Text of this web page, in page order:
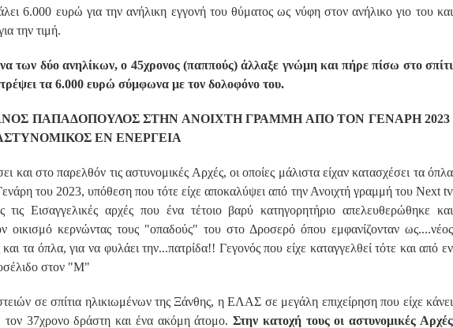
6.000 ευρώ για την ανήλικη εγγονή του θύματος ως νύφη στον ανήλικο γιο του και
την τιμή.
των δύο ανηλίκων, ο 45χρονος (παππούς) άλλαξε γνώμη και πήρε πίσω στο σπίτι
τα 6.000 ευρώ σύμφωνα με τον δολοφόνο του.
ΠΑΠΑΔΟΠΟΥΛΟΣ ΣΤΗΝ ΑΝΟΙΧΤΗ ΓΡΑΜΜΗ ΑΠΟ ΤΟΝ ΓΕΝΑΡΗ 2023
ΕΝ ΕΝΕΡΓΕΙΑ
και στο παρελθόν τις αστυνομικές Αρχές, οι οποίες μάλιστα είχαν κατασχέσει τα όπλα
του 2023, υπόθεση που τότε είχε αποκαλύψει από την Ανοιχτή γραμμή του Next tv
Εισαγγελικές αρχές που ένα τέτοιο βαρύ κατηγορητήριο απελευθερώθηκε και
οικισμό κερνώντας τους "οπαδούς" του στο Δροσερό όπου εμφανίζονταν ως....νέος
και τα όπλα, για να φυλάει την...πατρίδα!! Γεγονός που είχε καταγγελθεί τότε και από εν
στον "Μ"
σε σπίτια ηλικιωμένων της Ξάνθης, η ΕΛΑΣ σε μεγάλη επιχείρηση που είχε κάνει
37χρονο δράστη και ένα ακόμη άτομο. Στην κατοχή τους οι αστυνομικές Αρχές